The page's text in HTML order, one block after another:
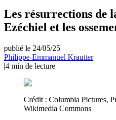
Les résurrections de
Ezéchiel et les
publié le 24/05/25|
Philippe-Emmanuel Krautter
|4 min de lecture
Crédit : Columbia Pictures,
Wikimedia Commons